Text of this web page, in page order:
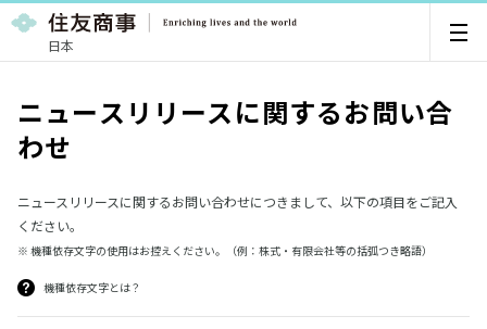
日本
ニュースリリースに関するお問い合
わせ
ニュースリリースに関するお問い合わせにつきまして、以下の項目をご記入
ください。
※ 機種依存文字の使用はお控えください。（例：株式・有限会社等の括弧つき略語）
機種依存文字とは？